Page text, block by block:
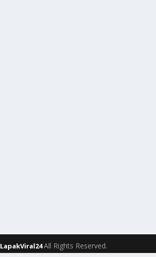
LapakViral24All Rights Reserved.